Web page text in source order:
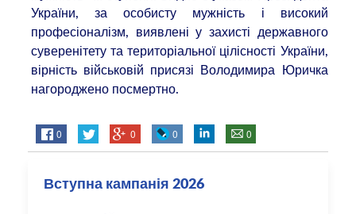
України, за особисту мужність і високий
професіоналізм, виявлені у захисті державного
суверенітету та територіальної цілісності України,
вірність військовій присязі Володимира Юричка
нагороджено посмертно.
0 0 0 0
Вступна кампанія 2026